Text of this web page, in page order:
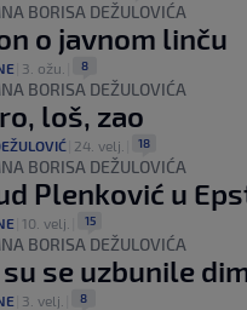
BORISA DEŽULOVIĆA
o javnom linču
3. ožu. 8
BORISA DEŽULOVIĆA
loš, zao
24. velj. 18
BORISA DEŽULOVIĆA
Plenković u
10. velj. 15
BORISA DEŽULOVIĆA
su se uzbunile
3. velj. 8